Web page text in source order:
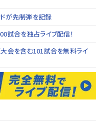
ドが先制弾を記録
試合を独占ライブ配信！
会を含む101試合を無料ライ